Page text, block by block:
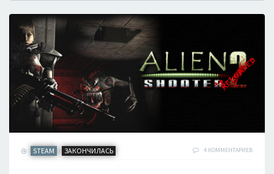
STEAM / ЗАКОНЧИЛАСЬ 4 КОММЕНТАРИЕВ